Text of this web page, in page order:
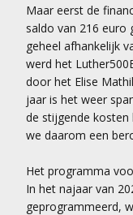
Maar eerst de
saldo van 216 euro
geheel afhankelijk
werd het
door het Elise
jaar is het weer
de stijgende kosten
we daarom een
Het programma
In het najaar van
geprogrammeerd,